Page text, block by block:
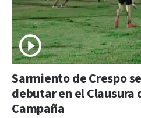
Sarmiento de Crespo
debutar en el Clausura
Campaña